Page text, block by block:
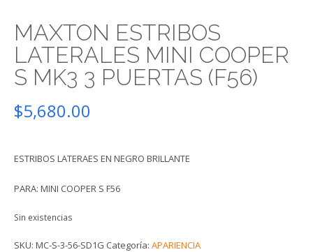
MAXTON ESTRIBOS
LATERALES MINI COOPER
S MK3 3 PUERTAS (F56)
$5,680.00
ESTRIBOS LATERAES EN NEGRO BRILLANTE
PARA: MINI COOPER S F56
Sin existencias
SKU: MC-S-3-56-SD1G Categoría: APARIENCIA